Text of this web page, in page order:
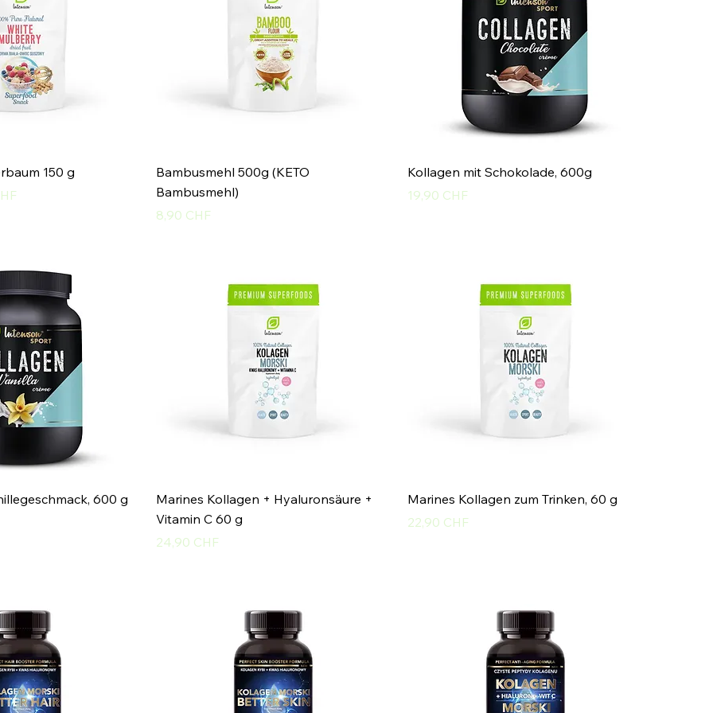
150 g
Bambusmehl 500g (KETO
Bambusmehl)
Preis
8,90 CHF
Kollagen mit Schokolade, 600g
Preis
19,90 CHF
600 g
Marines Kollagen + Hyaluronsäure +
Vitamin C 60 g
Preis
24,90 CHF
Marines Kollagen zum Trinken, 60 g
Preis
22,90 CHF